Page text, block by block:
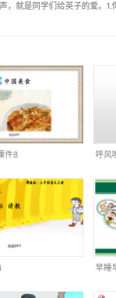
，就是同学们给英子的爱。
件8 呼风
早睡